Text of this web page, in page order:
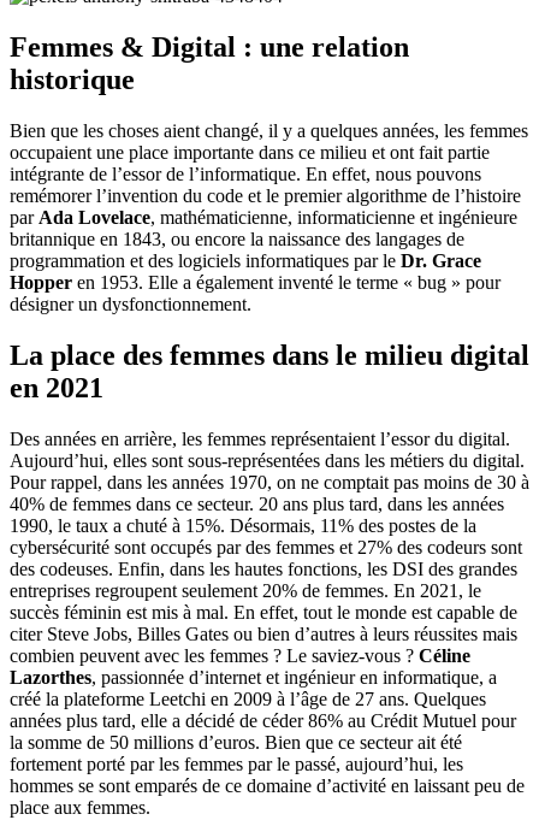
Femmes & Digital : une relation
historique
Bien que les choses aient changé, il y a quelques années, les femmes
occupaient une place importante dans ce milieu et ont fait partie
intégrante de l’essor de l’informatique. En effet, nous pouvons
remémorer l’invention du code et le premier algorithme de l’histoire
par Ada Lovelace, mathématicienne, informaticienne et ingénieure
britannique en 1843, ou encore la naissance des langages de
programmation et des logiciels informatiques par le Dr. Grace
Hopper en 1953. Elle a également inventé le terme « bug » pour
désigner un dysfonctionnement.
La place des femmes dans le milieu digital
en 2021
Des années en arrière, les femmes représentaient l’essor du digital.
Aujourd’hui, elles sont sous-représentées dans les métiers du digital.
Pour rappel, dans les années 1970, on ne comptait pas moins de 30 à
40% de femmes dans ce secteur. 20 ans plus tard, dans les années
1990, le taux a chuté à 15%. Désormais, 11% des postes de la
cybersécurité sont occupés par des femmes et 27% des codeurs sont
des codeuses. Enfin, dans les hautes fonctions, les DSI des grandes
entreprises regroupent seulement 20% de femmes. En 2021, le
succès féminin est mis à mal. En effet, tout le monde est capable de
citer Steve Jobs, Billes Gates ou bien d’autres à leurs réussites mais
combien peuvent avec les femmes ? Le saviez-vous ? Céline
Lazorthes, passionnée d’internet et ingénieur en informatique, a
créé la plateforme Leetchi en 2009 à l’âge de 27 ans. Quelques
années plus tard, elle a décidé de céder 86% au Crédit Mutuel pour
la somme de 50 millions d’euros. Bien que ce secteur ait été
fortement porté par les femmes par le passé, aujourd’hui, les
hommes se sont emparés de ce domaine d’activité en laissant peu de
place aux femmes.